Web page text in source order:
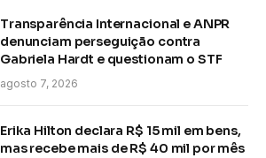
Transparência Internacional e ANPR
denunciam perseguição contra
Gabriela Hardt e questionam o STF
agosto 7, 2026
Erika Hilton declara R$ 15 mil em bens,
mas recebe mais de R$ 40 mil por mês